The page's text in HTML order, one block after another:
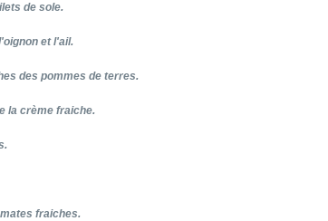
de sole.
et l'ail.
des pommes de terres.
la crème fraiche.
fraiches.